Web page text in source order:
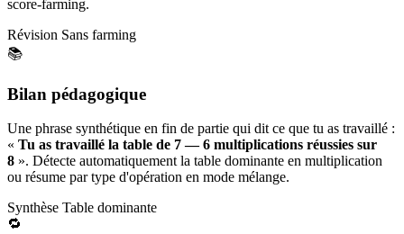
score-farming.
Révision Sans farming
📚
Bilan pédagogique
Une phrase synthétique en fin de partie qui dit ce que tu as travaillé :
« Tu as travaillé la table de 7 — 6 multiplications réussies sur
8 ». Détecte automatiquement la table dominante en multiplication
ou résume par type d'opération en mode mélange.
Synthèse Table dominante
🔁